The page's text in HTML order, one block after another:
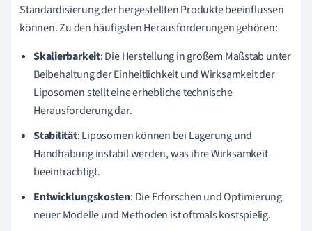
Standardisierung der hergestellten Produkte beeinflussen
können. Zu den häufigsten Herausforderungen gehören:
Skalierbarkeit: Die Herstellung in großem Maßstab unter
Beibehaltung der Einheitlichkeit und Wirksamkeit der
Liposomen stellt eine erhebliche technische
Herausforderung dar.
Stabilität: Liposomen können bei Lagerung und
Handhabung instabil werden, was ihre Wirksamkeit
beeinträchtigt.
Entwicklungskosten: Die Erforschen und Optimierung
neuer Modelle und Methoden ist oftmals kostspielig.